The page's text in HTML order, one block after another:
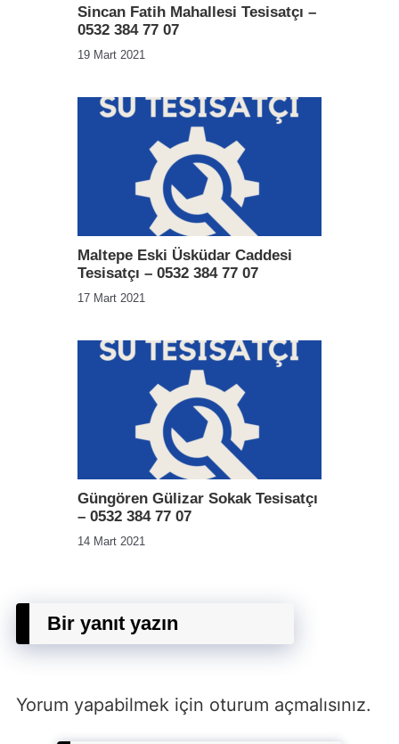
Sincan Fatih Mahallesi Tesisatçı –
0532 384 77 07
19 Mart 2021
Maltepe Eski Üsküdar Caddesi
Tesisatçı – 0532 384 77 07
17 Mart 2021
Güngören Gülizar Sokak Tesisatçı
– 0532 384 77 07
14 Mart 2021
Bir yanıt yazın
Yorum yapabilmek için oturum açmalısınız.